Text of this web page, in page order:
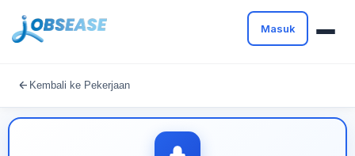
Masuk
Kembali ke Pekerjaan
Buat profil Anda untuk membuka kunci pencocokan